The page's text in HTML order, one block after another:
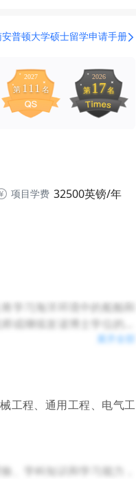
普顿大学硕士留学申请手册
2027
第 111 名
2026
第17名
项目学费 32500英镑/年
学习海洋环境中的船舶和
或继续攻读博士学位的技
景的学生。
展开全部
工程、通用工程、电气工
、学科知识和学习能力，